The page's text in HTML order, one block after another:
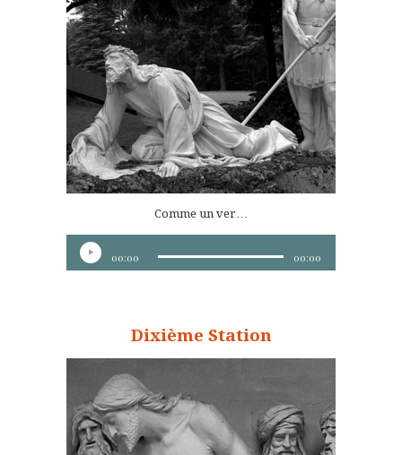
Comme un ver…
Lecteur
audio
00:00 00:00
Dixième Station